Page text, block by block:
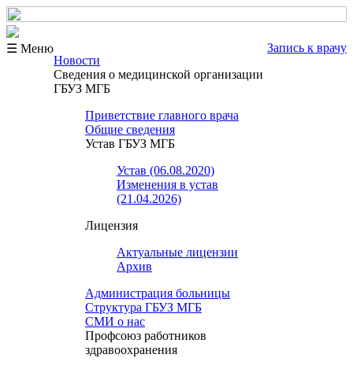
☰ Меню
Запись к врачу
Новости
Сведения о медицинской организации
ГБУЗ МГБ
Приветствие главного врача
Общие сведения
Устав ГБУЗ МГБ
Устав (06.08.2020)
Изменения в устав
(21.04.2026)
Лицензия
Актуальные лицензии
Архив
Администрация больницы
Структура ГБУЗ МГБ
СМИ о нас
Профсоюз работников
здравоохранения